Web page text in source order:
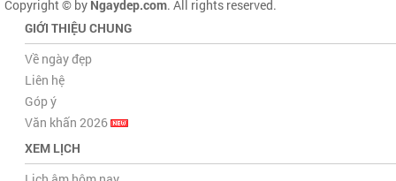
Copyright © by Ngaydep.com. All rights reserved.
GIỚI THIỆU CHUNG
Về ngày đẹp
Liên hệ
Góp ý
Văn khấn 2026
XEM LỊCH